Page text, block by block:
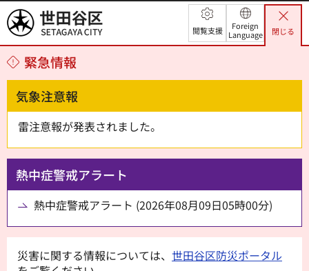
世田谷区 閲覧支援
Foreign
Language
閉じる
緊急情報
気象注意報
雷注意報が発表されました。
熱中症警戒アラート
熱中症警戒アラート (2026年08月09日05時00分)
災害に関する情報については、 世田谷区防災ポータル